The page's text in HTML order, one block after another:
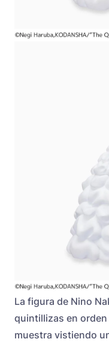
La figura de Nino
quintillizas en
muestra vistiendo